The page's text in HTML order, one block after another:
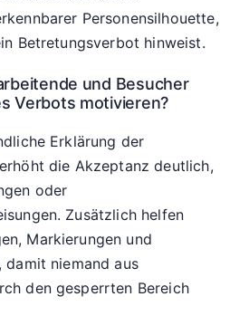
Personensilhouette,
Betretungsverbot hinweist.
und Besucher
Verbots motivieren?
Erklärung der
die Akzeptanz deutlich,
oder
Zusätzlich helfen
Markierungen und
damit niemand aus
den gesperrten Bereich